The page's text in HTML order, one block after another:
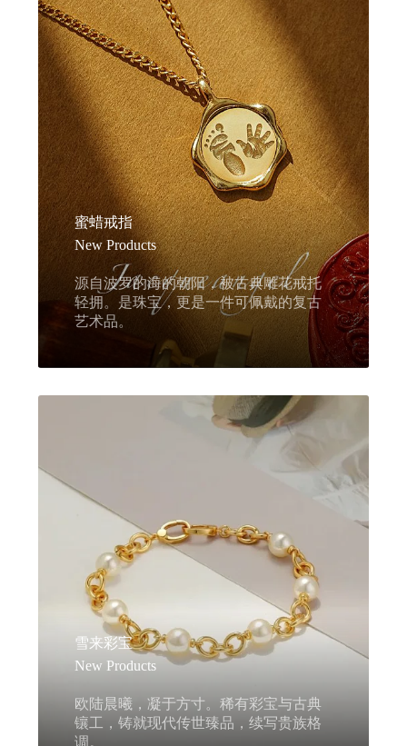
蜜蜡戒指
New Products
源自波罗的海的朝阳，被古典雕花戒托
轻拥。是珠宝，更是一件可佩戴的复古
艺术品。
雪来彩宝
New Products
欧陆晨曦，凝于方寸。稀有彩宝与古典
镶工，铸就现代传世臻品，续写贵族格
调。